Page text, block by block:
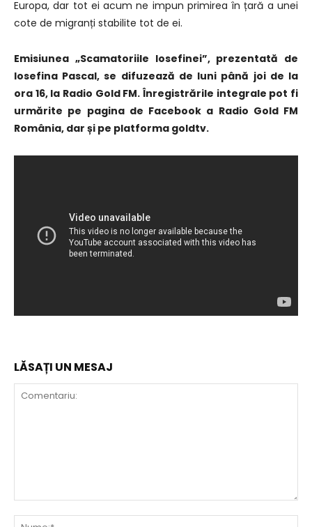
Europa, dar tot ei acum ne impun primirea în țară a unei
cote de migranți stabilite tot de ei.
Emisiunea „Scamatoriile Iosefinei”, prezentată de
Iosefina Pascal, se difuzează de luni până joi de la
ora 16, la Radio Gold FM. Înregistrările integrale pot fi
urmărite pe pagina de Facebook a Radio Gold FM
România, dar și pe platforma goldtv.
LĂSAȚI UN MESAJ